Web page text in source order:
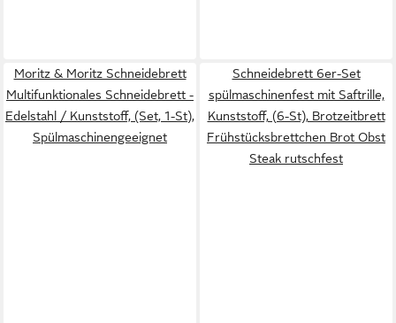
Moritz & Moritz Schneidebrett
Multifunktionales Schneidebrett -
Edelstahl / Kunststoff, (Set, 1-St),
Spülmaschinengeeignet
Schneidebrett 6er-Set
spülmaschinenfest mit Saftrille,
Kunststoff, (6-St), Brotzeitbrett
Frühstücksbrettchen Brot Obst
Steak rutschfest